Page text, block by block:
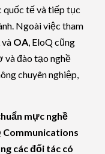
tế và tiếp tục
Ngoài việc tham
và OA, EloQ cũng
và đào tạo nghề
chuyên nghiệp,
mực nghề
Communications
các đối tác có